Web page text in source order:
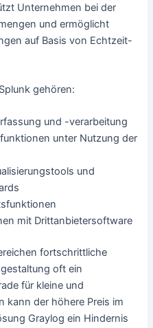
Unternehmen bei der
und ermöglicht
auf Basis von Echtzeit-
gehören:
und -verarbeitung
unter Nutzung der
und
mit Drittanbietersoftware
fortschrittliche
oft ein
für kleine und
kann der höhere Preis im
Graylog ein Hindernis